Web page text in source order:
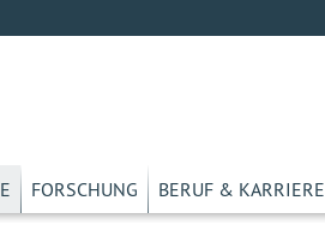
FORSCHUNG BERUF & KARRIERE